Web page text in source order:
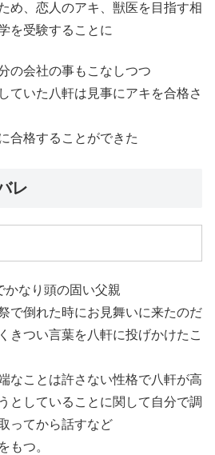
め、恋人のアキ、獣医を目指す相
を受験することに
の会社の事もこなしつつ
ていた八軒は見事にアキを合格さ
合格することができた
レ
かなり頭の固い父親
で倒れた時にお見舞いに来たのだ
きつい言葉を八軒に投げかけたこ
なことは許さない性格で八軒が高
としていることに関して自分で調
ってから話すなど
もつ。